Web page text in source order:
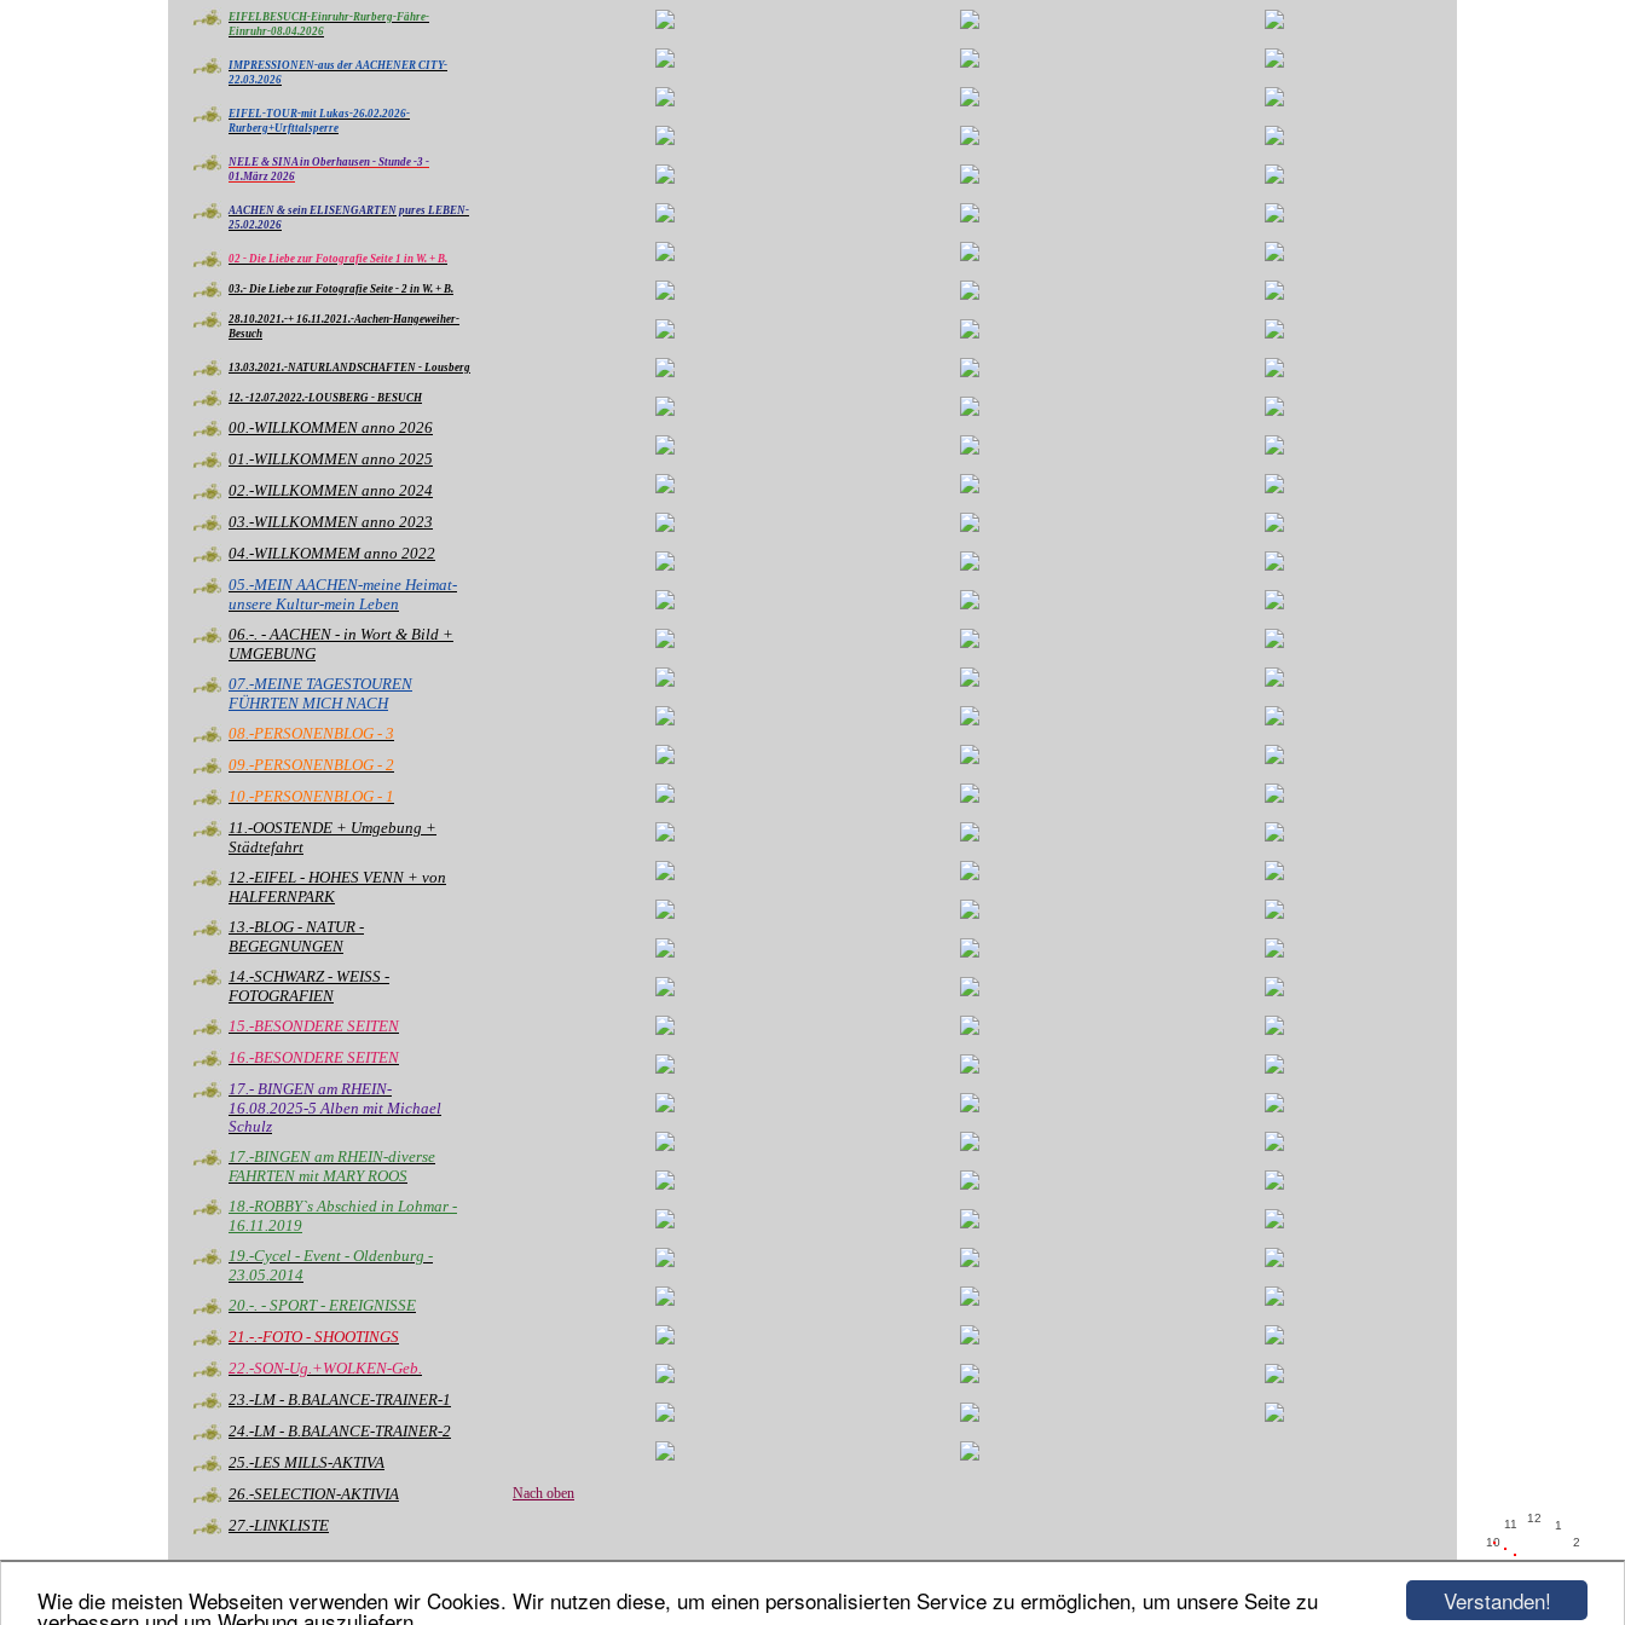
Verstanden!
Wie die meisten Webseiten verwenden wir Cookies. Wir nutzen diese, um einen personalisierten Service zu ermöglichen, um unsere Seite zu
1
2
7
9
10
11 12
EIFELBESUCH-Einruhr-Rurberg-Fähre-
Einruhr-08.04.2026
IMPRESSIONEN-aus der AACHENER CITY-
22.03.2026
EIFEL-TOUR-mit Lukas-26.02.2026-
Rurberg+Urfttalsperre
NELE & SINA in Oberhausen - Stunde -3 -
01.März 2026
AACHEN & sein ELISENGARTEN pures LEBEN-
25.02.2026
02 - Die Liebe zur Fotografie Seite 1 in W. + B.
03.- Die Liebe zur Fotografie Seite - 2 in W. + B.
28.10.2021.-+ 16.11.2021.-Aachen-Hangeweiher-
Besuch
13.03.2021.-NATURLANDSCHAFTEN - Lousberg
12. -12.07.2022.-LOUSBERG - BESUCH
00.-WILLKOMMEN anno 2026
01.-WILLKOMMEN anno 2025
02.-WILLKOMMEN anno 2024
03.-WILLKOMMEN anno 2023
04.-WILLKOMMEM anno 2022
05.-MEIN AACHEN-meine Heimat-
unsere Kultur-mein Leben
06.-. - AACHEN - in Wort & Bild +
UMGEBUNG
07.-MEINE TAGESTOUREN
FÜHRTEN MICH NACH
08.-PERSONENBLOG - 3
09.-PERSONENBLOG - 2
10.-PERSONENBLOG - 1
11.-OOSTENDE + Umgebung +
Städtefahrt
12.-EIFEL - HOHES VENN + von
HALFERNPARK
13.-BLOG - NATUR -
BEGEGNUNGEN
14.-SCHWARZ - WEISS -
FOTOGRAFIEN
15.-BESONDERE SEITEN
16.-BESONDERE SEITEN
17.- BINGEN am RHEIN-
16.08.2025-5 Alben mit Michael
Schulz
17.-BINGEN am RHEIN-diverse
FAHRTEN mit MARY ROOS
18.-ROBBY`s Abschied in Lohmar -
16.11.2019
19.-Cycel - Event - Oldenburg -
23.05.2014
20.-. - SPORT - EREIGNISSE
21.-.-FOTO - SHOOTINGS
22.-SON-Ug.+WOLKEN-Geb.
23.-LM - B.BALANCE-TRAINER-1
24.-LM - B.BALANCE-TRAINER-2
25.-LES MILLS-AKTIVA
26.-SELECTION-AKTIVIA
27.-LINKLISTE
Nach oben